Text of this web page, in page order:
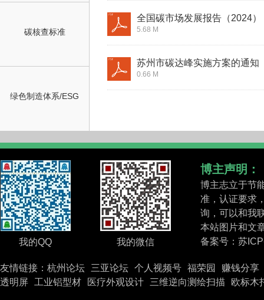
碳核查标准
绿色制造体系/ESG
全国碳市场发展报告（2024）
5.68 M
苏州市碳达峰实施方案的通知
0.66 M
我的QQ 我的微信
博主声明：
博主志立于节
准，认证要求
询，可以和我
本站图片和文
备案号： 苏
友情链接： 杭州论坛 三亚论坛 个人视频号 福荣园
赚钱分享
透明屏
工业铝型材 医疗外观设计 三维逆向测绘扫描 欧标木